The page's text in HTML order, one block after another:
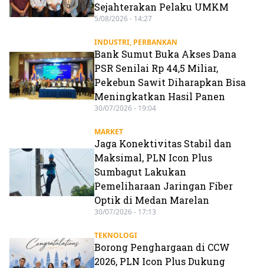
Sejahterakan Pelaku UMKM
5/08/2026 - 14:27
INDUSTRI, PERBANKAN
Bank Sumut Buka Akses Dana
PSR Senilai Rp 44,5 Miliar,
Pekebun Sawit Diharapkan Bisa
Meningkatkan Hasil Panen
30/07/2026 - 19:04
MARKET
Jaga Konektivitas Stabil dan
Maksimal, PLN Icon Plus
Sumbagut Lakukan
Pemeliharaan Jaringan Fiber
Optik di Medan Marelan
30/07/2026 - 17:13
TEKNOLOGI
Borong Penghargaan di CCW
2026, PLN Icon Plus Dukung